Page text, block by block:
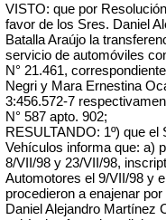
VISTO: que por
favor de los Sres. Daniel
Batalla Araújo la
servicio de automóviles
N° 21.461,
Negri y Mara Ernestina
3:456.572-7
N° 587 apto. 902;
RESULTANDO: 1º) que
Vehículos informa que: a)
8/VII/98 y 23/VII/98,
Automotores el 9/VII/98 y
procedieron a enajenar
Daniel Alejandro Martínez